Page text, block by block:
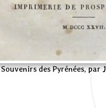
Souvenirs des Pyrénées, par